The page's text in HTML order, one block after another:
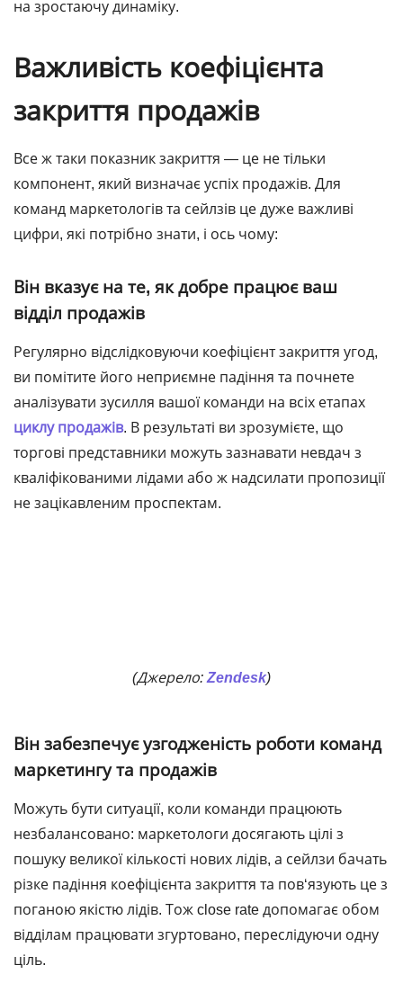
на зростаючу динаміку.
Важливість коефіцієнта
закриття продажів
Все ж таки показник закриття — це не тільки
компонент, який визначає успіх продажів. Для
команд маркетологів та сейлзів це дуже важливі
цифри, які потрібно знати, і ось чому:
Він вказує на те, як добре працює ваш
відділ продажів
Регулярно відслідковуючи коефіцієнт закриття угод,
ви помітите його неприємне падіння та почнете
аналізувати зусилля вашої команди на всіх етапах
циклу продажів. В результаті ви зрозумієте, що
торгові представники можуть зазнавати невдач з
кваліфікованими лідами або ж надсилати пропозиції
не зацікавленим проспектам.
(Джерело:Zendesk)
Він забезпечує узгодженість роботи команд
маркетингу та продажів
Можуть бути ситуації, коли команди працюють
незбалансовано: маркетологи досягають цілі з
пошуку великої кількості нових лідів, а сейлзи бачать
різке падіння коефіцієнта закриття та пов‘язують це з
поганою якістю лідів. Тож close rate допомагає обом
відділам працювати згуртовано, переслідуючи одну
ціль.